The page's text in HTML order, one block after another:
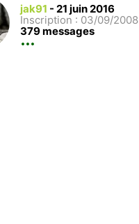
jak91 - 21 juin 2016
Inscription : 03/09/2008
379 messages